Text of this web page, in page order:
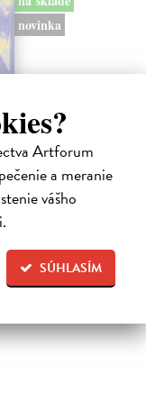
Artforum
a meranie
vášho
SÚHLASÍM
novinka
a jeho nejisté zdi –
volně navazuje na